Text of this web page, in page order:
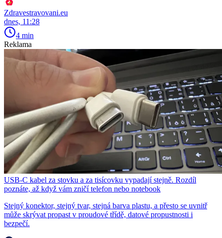
Zdravestravovani.eu
dnes, 11:28
4 min
Reklama
USB-C kabel za stovku a za tisícovku vypadají stejně. Rozdíl
poznáte, až když vám zničí telefon nebo notebook
Stejný konektor, stejný tvar, stejná barva plastu, a přesto se uvnitř
může skrývat propast v proudové třídě, datové propustnosti i
bezpečí.